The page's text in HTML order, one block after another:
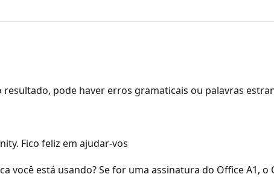
pode haver erros gramaticais ou palavras
Fico feliz em ajudar-vos
você está usando? Se for uma assinatura do Office A1,